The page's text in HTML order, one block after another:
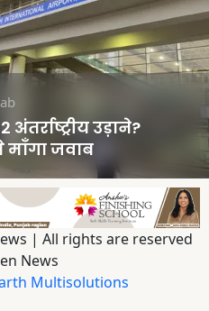
उड़ाने?
माँगा जवाब
| All rights are reserved
News
Multisolutions